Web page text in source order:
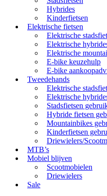
Hybrides
Kinderfietsen
Elektrische fietsen
Elektrische
Elektrische
Elektrische
E-bike keuzehulp
E-bike
Tweedehands
Elektrische
Elektrische
Stadsfietsen
Hybride fietsen
Mountainbikes
Kinderfietsen
Driewielers/
MTB’s
Mobiel blijven
Scootmobielen
Driewielers
Sale